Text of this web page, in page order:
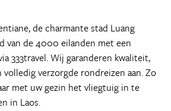
de charmante stad Luang
van de 4000 eilanden met een
333travel. Wij garanderen kwaliteit,
verzorgde rondreizen aan. Zo
met uw gezin het vliegtuig in te
in Laos.